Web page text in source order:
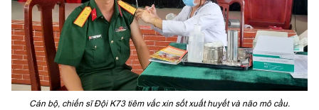
Cán bộ, chiến sĩ Đội K73 tiêm vắc xin sốt xuất huyết và não mô cầu.